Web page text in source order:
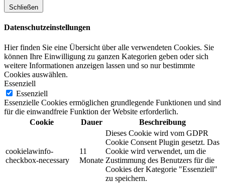
Schließen
Datenschutzeinstellungen
Hier finden Sie eine Übersicht über alle verwendeten Cookies. Sie
können Ihre Einwilligung zu ganzen Kategorien geben oder sich
weitere Informationen anzeigen lassen und so nur bestimmte
Cookies auswählen.
Essenziell
Essenziell
Essenzielle Cookies ermöglichen grundlegende Funktionen und sind
für die einwandfreie Funktion der Website erforderlich.
Cookie
Dauer Beschreibung
cookielawinfo-
checkbox-necessary
11
Monate
Dieses Cookie wird vom GDPR
Cookie Consent Plugin gesetzt. Das
Cookie wird verwendet, um die
Zustimmung des Benutzers für die
Cookies der Kategorie "Essenziell"
zu speichern.